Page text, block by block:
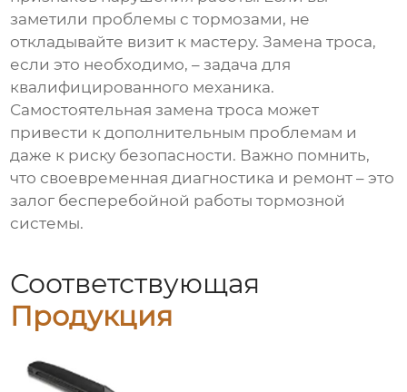
заметили проблемы с тормозами, не
откладывайте визит к мастеру. Замена троса,
если это необходимо, – задача для
квалифицированного механика.
Самостоятельная замена троса может
привести к дополнительным проблемам и
даже к риску безопасности. Важно помнить,
что своевременная диагностика и ремонт – это
залог бесперебойной работы тормозной
системы.
Соответствующая
Продукция